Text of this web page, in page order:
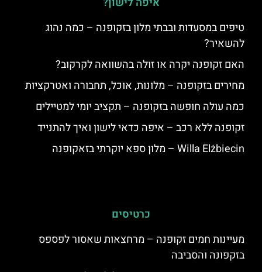
טיפים במסעדות ובבתי מלון בזקופנה – כמה נהוג
להשאיר?
האם זקופנה יקרה או זולה בהשוואה לקרקוב?
מחירים בזקופנה – מלונות, אוכל, תחבורה ואטרקציות
כמה עולה חופשה בזקופנה – תקציב יומי למטיילים
זקופנה ללא רכב – איפה כדאי לישון ואיך להתנייד
Willa Elżbiecin – מלון ספא יוקרתי בזאקופנה
כרטיסים
מעיינות חמים זקופנה – מרחצאות שאסור לפספס
בזקפונה והסביבה